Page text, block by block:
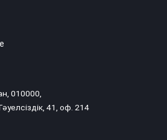
010000,
41, оф. 214